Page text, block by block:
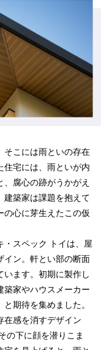
そこには雨といの存在
住宅には、雨といが内
腐心の跡がうかがえ
建築家は課題を抱えて
の心に芽生えたこの仮
・スペック トイは、屋
イン。軒とい部の断面
います。初期に製作し
築家やハウスメーカー
期待を集めました。
在感を消すデザイン
の下に顔を潜りこま